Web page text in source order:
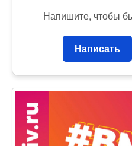
Напишите, чтобы
Написать